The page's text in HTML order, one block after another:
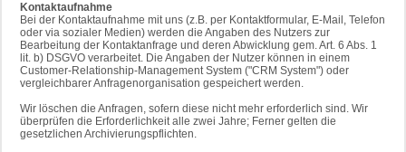
Kontaktaufnahme
Bei der Kontaktaufnahme mit uns (z.B. per Kontaktformular, E-Mail, Telefon
oder via sozialer Medien) werden die Angaben des Nutzers zur
Bearbeitung der Kontaktanfrage und deren Abwicklung gem. Art. 6 Abs. 1
lit. b) DSGVO verarbeitet. Die Angaben der Nutzer können in einem
Customer-Relationship-Management System ("CRM System") oder
vergleichbarer Anfragenorganisation gespeichert werden.
Wir löschen die Anfragen, sofern diese nicht mehr erforderlich sind. Wir
überprüfen die Erforderlichkeit alle zwei Jahre; Ferner gelten die
gesetzlichen Archivierungspflichten.